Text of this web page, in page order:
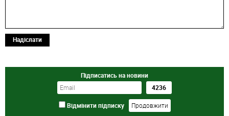
Надіслати
Підписатись на новини
Відмінити підписку